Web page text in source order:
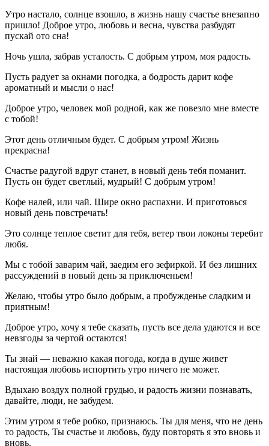
Утро настало, солнце взошло, в жизнь нашу счастье внезапно
пришло! Доброе утро, любовь и весна, чувства разбудят
пускай ото сна!
Ночь ушла, забрав усталость. С добрым утром, моя радость.
Пусть радует за окнами погодка, а бодрость дарит кофе
ароматный и мысли о нас!
Доброе утро, человек мой родной, как же повезло мне вместе
с тобой!
Этот день отличным будет. С добрым утром! Жизнь
прекрасна!
Счастье радугой вдруг станет, в новый день тебя поманит.
Пусть он будет светлый, мудрый! С добрым утром!
Кофе налей, или чай. Шире окно распахни. И приготовься
новый день повстречать!
Это солнце теплое светит для тебя, ветер твои локоны теребит
любя.
Мы с тобой заварим чай, заедим его зефиркой. И без лишних
рассуждений в новый день за приключеньем!
Желаю, чтобы утро было добрым, а пробужденье сладким и
приятным!
Доброе утро, хочу я тебе сказать, пусть все дела удаются и все
невзгоды за чертой остаются!
Ты знай — неважно какая погода, когда в душе живет
настоящая любовь испортить утро ничего не может.
Вдыхаю воздух полной грудью, и радость жизни познавать,
давайте, люди, не забудем.
Этим утром я тебе робко, признаюсь. Ты для меня, что не день
то радость, Ты счастье и любовь, буду повторять я это вновь и
вновь.